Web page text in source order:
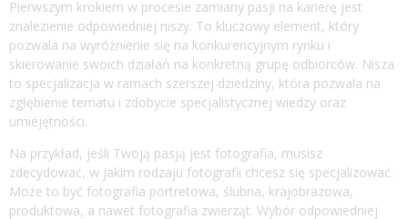
Pierwszym krokiem w procesie zamiany pasji na karierę jest
znalezienie odpowiedniej niszy. To kluczowy element, który
pozwala na wyróżnienie się na konkurencyjnym rynku i
skierowanie swoich działań na konkretną grupę odbiorców. Nisza
to specjalizacja w ramach szerszej dziedziny, która pozwala na
zgłębienie tematu i zdobycie specjalistycznej wiedzy oraz
umiejętności.
Na przykład, jeśli Twoją pasją jest fotografia, musisz
zdecydować, w jakim rodzaju fotografii chcesz się specjalizować.
Może to być fotografia portretowa, ślubna, krajobrazowa,
produktowa, a nawet fotografia zwierząt. Wybór odpowiedniej